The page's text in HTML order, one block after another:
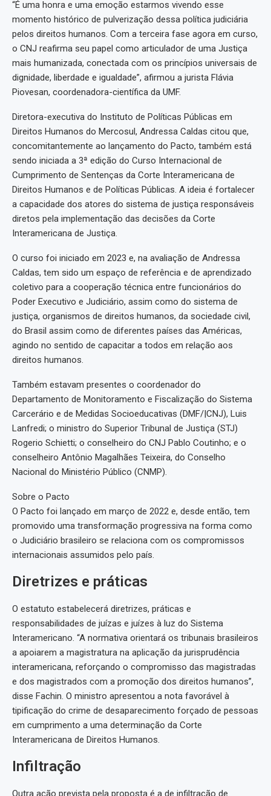
“É uma honra e uma emoção estarmos vivendo esse
momento histórico de pulverização dessa política judiciária
pelos direitos humanos. Com a terceira fase agora em curso,
o CNJ reafirma seu papel como articulador de uma Justiça
mais humanizada, conectada com os princípios universais de
dignidade, liberdade e igualdade”, afirmou a jurista Flávia
Piovesan, coordenadora-científica da UMF.
Diretora-executiva do Instituto de Políticas Públicas em
Direitos Humanos do Mercosul, Andressa Caldas citou que,
concomitantemente ao lançamento do Pacto, também está
sendo iniciada a 3ª edição do Curso Internacional de
Cumprimento de Sentenças da Corte Interamericana de
Direitos Humanos e de Políticas Públicas. A ideia é fortalecer
a capacidade dos atores do sistema de justiça responsáveis
diretos pela implementação das decisões da Corte
Interamericana de Justiça.
O curso foi iniciado em 2023 e, na avaliação de Andressa
Caldas, tem sido um espaço de referência e de aprendizado
coletivo para a cooperação técnica entre funcionários do
Poder Executivo e Judiciário, assim como do sistema de
justiça, organismos de direitos humanos, da sociedade civil,
do Brasil assim como de diferentes países das Américas,
agindo no sentido de capacitar a todos em relação aos
direitos humanos.
Também estavam presentes o coordenador do
Departamento de Monitoramento e Fiscalização do Sistema
Carcerário e de Medidas Socioeducativas (DMF/|CNJ), Luis
Lanfredi; o ministro do Superior Tribunal de Justiça (STJ)
Rogerio Schietti; o conselheiro do CNJ Pablo Coutinho; e o
conselheiro Antônio Magalhães Teixeira, do Conselho
Nacional do Ministério Público (CNMP).
Sobre o Pacto
O Pacto foi lançado em março de 2022 e, desde então, tem
promovido uma transformação progressiva na forma como
o Judiciário brasileiro se relaciona com os compromissos
internacionais assumidos pelo país.
Diretrizes e práticas
O estatuto estabelecerá diretrizes, práticas e
responsabilidades de juízas e juízes à luz do Sistema
Interamericano. “A normativa orientará os tribunais brasileiros
a apoiarem a magistratura na aplicação da jurisprudência
interamericana, reforçando o compromisso das magistradas
e dos magistrados com a promoção dos direitos humanos”,
disse Fachin. O ministro apresentou a nota favorável à
tipificação do crime de desaparecimento forçado de pessoas
em cumprimento a uma determinação da Corte
Interamericana de Direitos Humanos.
Infiltração
Outra ação prevista pela proposta é a de infiltração de